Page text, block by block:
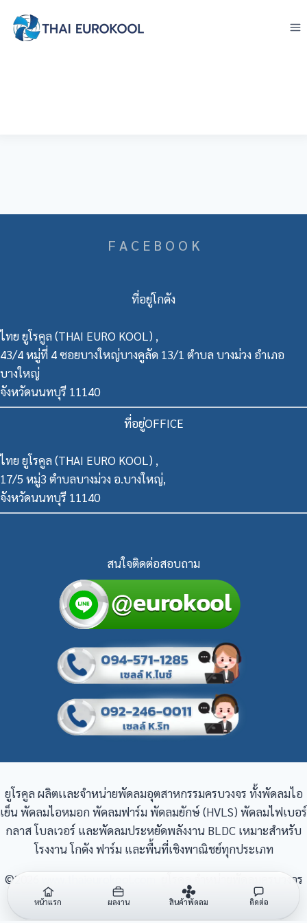
content
F A C E B O O K
ที่อยู่โกดัง
ไทย ยูโรคูล (THAI EURO KOOL) ,
43/4 หมู่ที่ 4 ซอยบางใหญ่บางคูลัด 13/1 ตำบล บางม่วง อำเภอ
บางใหญ่
จังหวัดนนทบุรี 11140
ที่อยู่OFFICE
ไทย ยูโรคูล (THAI EURO KOOL) ,
17/5 หมู่3 ตำบลบางม่วง อ.บางใหญ่,
จังหวัดนนทบุรี 11140
สนใจติดต่อสอบถาม
ยูโรคูล ผลิตเเละจำหน่ายพัดลมอุตสาหกรรมครบวงจร ทั้งพัดลมไอ
เย็น พัดลมไอหมอก พัดลมฟาร์ม พัดลมยักษ์ (HVLS) พัดลมไฟเบอร์
กลาส โบลเวอร์ และพัดลมประหยัดพลังงาน BLDC เหมาะสำหรับ
โรงงาน โกดัง ฟาร์ม และพื้นที่เชิงพาณิชย์ทุกประเภท
©2026
ยูโรคูล จำหน่ายพัดลมครบวงจร
หน้าแรก ผลงาน สิ้นค้าพัดลม ติดต่อ